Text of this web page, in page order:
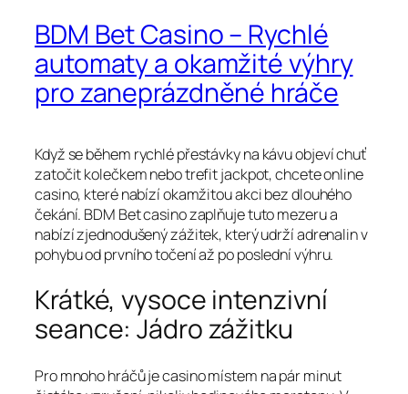
BDM Bet Casino – Rychlé
automaty a okamžité výhry
pro zaneprázdněné hráče
Když se během rychlé přestávky na kávu objeví chuť
zatočit kolečkem nebo trefit jackpot, chcete online
casino, které nabízí okamžitou akci bez dlouhého
čekání. BDM Bet casino zaplňuje tuto mezeru a
nabízí zjednodušený zážitek, který udrží adrenalin v
pohybu od prvního točení až po poslední výhru.
Krátké, vysoce intenzivní
seance: Jádro zážitku
Pro mnoho hráčů je casino místem na pár minut